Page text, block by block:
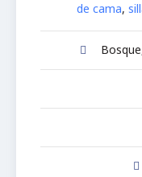
de cama,